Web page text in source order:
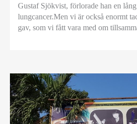
Gustaf Sjökvist, förlorade han en
lungcancer.Men vi är också enormt
gav, som vi fått vara med om